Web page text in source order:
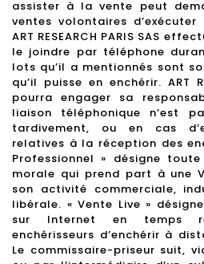
assister à la vente peut
ventes volontaires
ART RESEARCH PARIS SAS
le joindre par téléphone
lots qu’il a mentionnés sont
qu’il puisse en enchérir. ART
pourra engager sa
liaison téléphonique n’est
tardivement, ou en cas
relatives à la réception des
Professionnel » désigne
morale qui prend part à une
son activité commerciale,
libérale. « Vente Live »
sur Internet en temps
enchérisseurs d’enchérir à
Le commissaire-priseur suit,